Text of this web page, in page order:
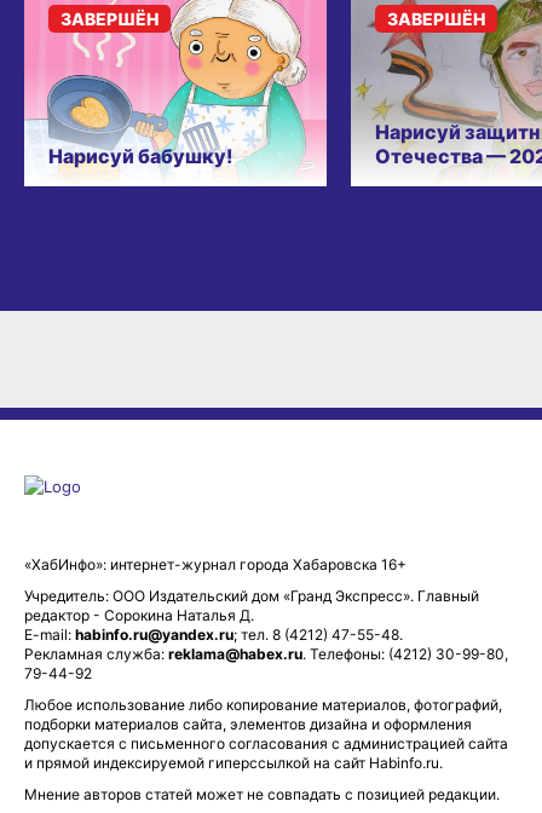
Нарисуй бабушку!
ЗАВЕРШЁН
Нарисуй
Отечества —
ЗАВЕРШЁН
«ХабИнфо»: интернет-журнал города Хабаровска 16+
Учредитель: ООО Издательский дом «Гранд Экспресс». Главный
редактор - Сорокина Наталья Д.
E-mail: habinfo.ru@yandex.ru; тел. 8 (4212) 47-55-48.
Рекламная служба: reklama@habex.ru. Телефоны: (4212) 30-99-80,
79-44-92
Любое использование либо копирование материалов, фотографий,
подборки материалов сайта, элементов дизайна и оформления
допускается с письменного согласования с администрацией сайта
и прямой индексируемой гиперссылкой на сайт Habinfo.ru.
Мнение авторов статей может не совпадать с позицией редакции.